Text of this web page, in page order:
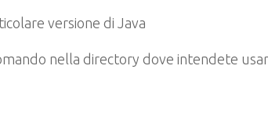
versione di Java
nella directory dove intendete